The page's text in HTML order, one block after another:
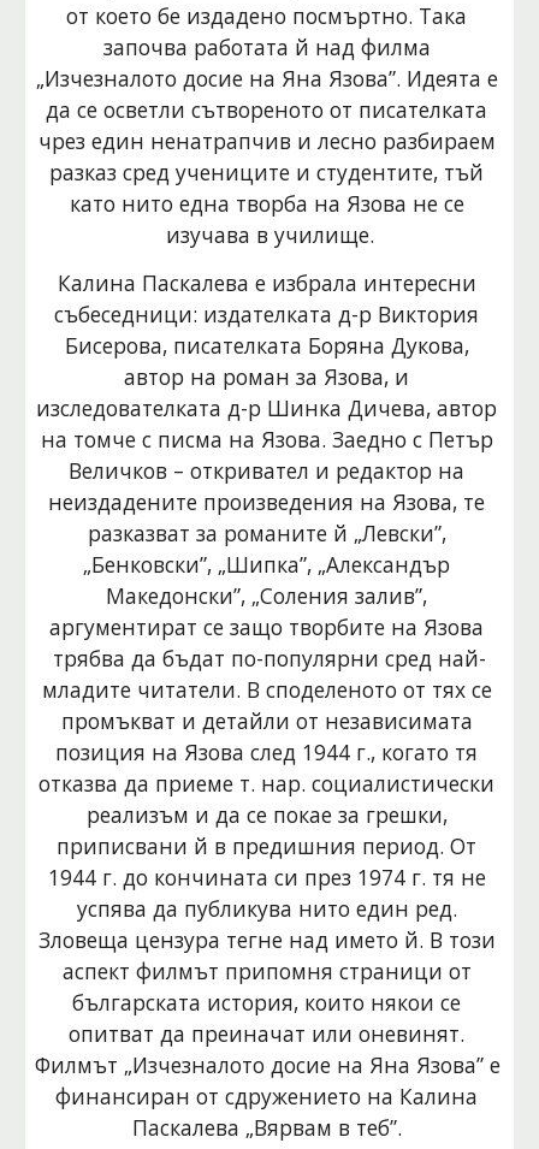
от което бе издадено посмъртно. Така
започва работата й над филма
„Изчезналото досие на Яна Язова”. Идеята е
да се осветли сътвореното от писателката
чрез един ненатрапчив и лесно разбираем
разказ сред учениците и студентите, тъй
като нито една творба на Язова не се
изучава в училище.
Калина Паскалева е избрала интересни
събеседници: издателката д-р Виктория
Бисерова, писателката Боряна Дукова,
автор на роман за Язова, и
изследователката д-р Шинка Дичева, автор
на томче с писма на Язова. Заедно с Петър
Величков – откривател и редактор на
неиздадените произведения на Язова, те
разказват за романите й „Левски”,
„Бенковски”, „Шипка”, „Александър
Македонски”, „Соления залив”,
аргументират се защо творбите на Язова
трябва да бъдат по-популярни сред най-
младите читатели. В споделеното от тях се
промъкват и детайли от независимата
позиция на Язова след 1944 г., когато тя
отказва да приеме т. нар. социалистически
реализъм и да се покае за грешки,
приписвани й в предишния период. От
1944 г. до кончината си през 1974 г. тя не
успява да публикува нито един ред.
Зловеща цензура тегне над името й. В този
аспект филмът припомня страници от
българската история, които някои се
опитват да преиначат или оневинят.
Филмът „Изчезналото досие на Яна Язова” е
финансиран от сдружението на Калина
Паскалева „Вярвам в теб”.